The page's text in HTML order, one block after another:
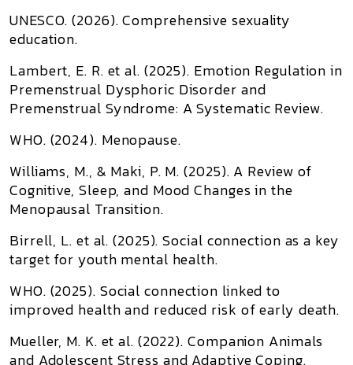
UNESCO. (2026).Comprehensive sexuality
education.
Lambert, E. R. et al. (2025). Emotion Regulation in
Premenstrual Dysphoric Disorder and
Premenstrual Syndrome: A Systematic Review.
WHO. (2024). Menopause.
Williams, M., & Maki, P. M. (2025). A Review of
Cognitive, Sleep, and Mood Changes in the
Menopausal Transition.
Birrell, L. et al. (2025).Social connection as a key
target for youth mental health.
WHO. (2025). Social connection linked to
improved health and reduced risk of early death.
Mueller, M. K. et al. (2022). Companion Animals
and Adolescent Stress and Adaptive Coping.